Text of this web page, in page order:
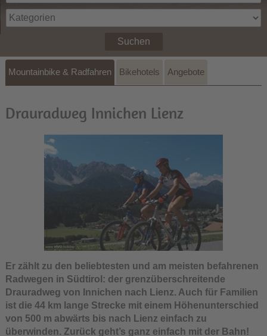
Suchen
Mountainbike & Radfahren Bikehotels Angebote
Drauradweg Innichen Lienz
Er zählt zu den beliebtesten und am meisten befahrenen
Radwegen in Südtirol: der grenzüberschreitende
Drauradweg von Innichen nach Lienz. Auch für Familien
ist die 44 km lange Strecke mit einem Höhenunterschied
von 500 m abwärts bis nach Lienz einfach zu
überwinden. Zurück geht’s ganz einfach mit der Bahn!